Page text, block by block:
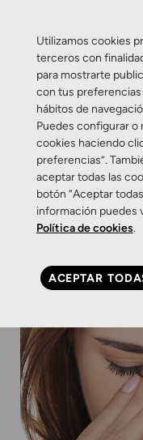
Etiqueta:
Consejos Salud Visual
Lágrimas
ZAMARRIPA ÓPTICOS
Utilizamos cookies
terceros con
para mostrarte
con tus preferencias
hábitos de
Puedes configurar o
cookies haciendo
preferencias”.
aceptar todas las
botón “Aceptar
información puedes
Política de cookies.
ACEPTAR